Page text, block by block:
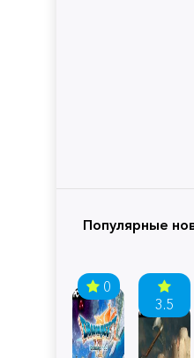
Популярные
0
3.5